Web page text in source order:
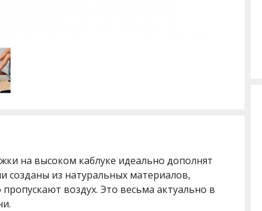
на высоком каблуке идеально дополнят
созданы из натуральных материалов,
воздух. Это весьма актуально в